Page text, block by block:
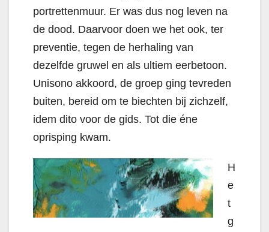
portrettenmuur. Er was dus nog leven na
de dood. Daarvoor doen we het ook, ter
preventie, tegen de herhaling van
dezelfde gruwel en als ultiem eerbetoon.
Unisono akkoord, de groep ging tevreden
buiten, bereid om te biechten bij zichzelf,
idem dito voor de gids. Tot die éne
oprisping kwam.
H
e
t
g